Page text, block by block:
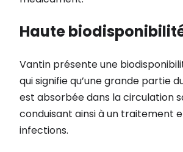
Haute
Vantin présente une
qui signifie qu’une grande partie
est absorbée dans la circulation
conduisant ainsi à un traitement
infections.